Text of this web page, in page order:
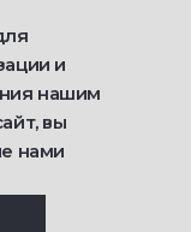
товаров
и
нашим
вы
нами